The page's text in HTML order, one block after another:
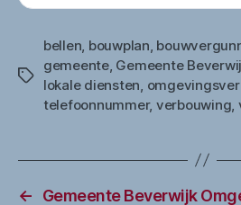
Tags
bellen bouwplan
gemeente, Gemeente
lokale diensten
telefoonnummer, verbouwing
←
Gemeente Beverwijk